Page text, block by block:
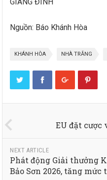
GIANG ĐÌNH
Nguồn: Báo Khánh Hòa
KHÁNH HÒA NHÀ TRẮNG
EU đặt cược
NEXT ARTICLE
Phát động Giải thưởng
Bảo Sơn 2026, tăng mức